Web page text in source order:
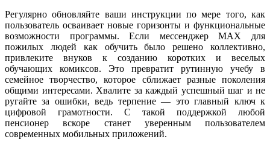
Регулярно обновляйте ваши инструкции по мере того, как
пользователь осваивает новые горизонты и функциональные
возможности программы. Если мессенджер MAX для
пожилых людей как обучить было решено коллективно,
привлеките внуков к созданию коротких и веселых
обучающих комиксов. Это превратит рутинную учебу в
семейное творчество, которое сближает разные поколения
общими интересами. Хвалите за каждый успешный шаг и не
ругайте за ошибки, ведь терпение — это главный ключ к
цифровой грамотности. С такой поддержкой любой
пенсионер вскоре станет уверенным пользователем
современных мобильных приложений.